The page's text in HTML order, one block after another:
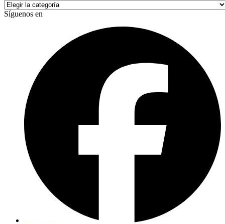
Síguenos en